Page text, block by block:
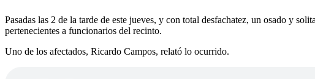
Pasadas las 2 de la tarde de este jueves, y con total desfachatez, un osado y
pertenecientes a funcionarios del recinto.
Uno de los afectados, Ricardo Campos, relató lo ocurrido.